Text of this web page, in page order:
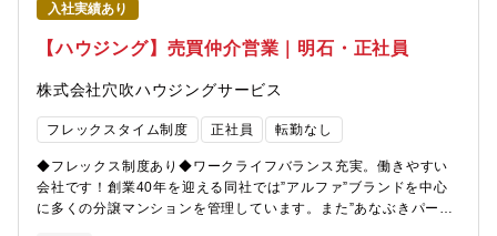
修を実施するなど、スキルアップの場を設けています。
入社実績あり
【ハウジング】売買仲介営業｜明石・正社員
株式会社穴吹ハウジングサービス
フレックスタイム制度 正社員 転勤なし
◆フレックス制度あり◆ワークライフバランス充実。働きやすい
会社です！創業40年を迎える同社では”アルファ”ブランドを中心
に多くの分譲マンションを管理しています。また”あなぶきパー